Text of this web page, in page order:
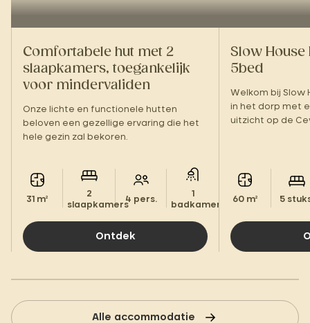
Comfortabele hut met 2
slaapkamers, toegankelijk
voor mindervaliden
Onze lichte en functionele hutten
beloven een gezellige ervaring die het
hele gezin zal bekoren.
31 m²
2
slaapkamers
4 pers.
1
badkamer.
Ontdek
Slow House
5bed
Welkom bij Slow
in het dorp met
uitzicht op de
60 m² 5
Alle accommodatie